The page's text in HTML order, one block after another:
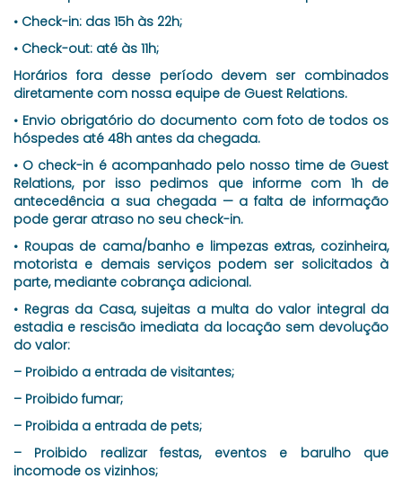
• Check-in: das 15h às 22h;
• Check-out: até às 11h;
Horários fora desse período devem ser combinados
diretamente com nossa equipe de Guest Relations.
• Envio obrigatório do documento com foto de todos os
hóspedes até 48h antes da chegada.
• O check-in é acompanhado pelo nosso time de Guest
Relations, por isso pedimos que informe com 1h de
antecedência a sua chegada — a falta de informação
pode gerar atraso no seu check-in.
• Roupas de cama/banho e limpezas extras, cozinheira,
motorista e demais serviços podem ser solicitados à
parte, mediante cobrança adicional.
• Regras da Casa, sujeitas a multa do valor integral da
estadia e rescisão imediata da locação sem devolução
do valor:
– Proibido a entrada de visitantes;
– Proibido fumar;
– Proibida a entrada de pets;
– Proibido realizar festas, eventos e barulho que
incomode os vizinhos;